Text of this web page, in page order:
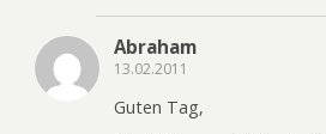
Abraham
13.02.2011
Guten Tag,